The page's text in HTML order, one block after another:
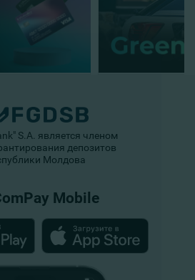
S.A. является членом
депозитов
Молдова
Mobile